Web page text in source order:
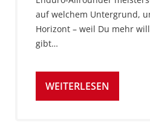
auf welchem Untergrund,
Horizont – weil Du mehr
gibt…
WEITERLESEN